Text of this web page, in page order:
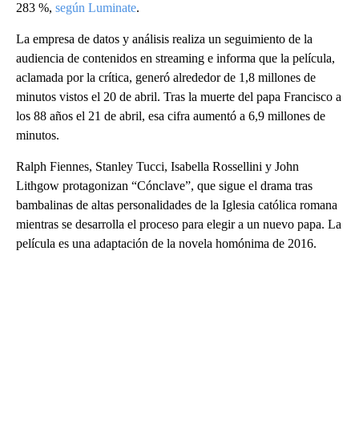
283 %, según Luminate.
La empresa de datos y análisis realiza un seguimiento de la
audiencia de contenidos en streaming e informa que la película,
aclamada por la crítica, generó alrededor de 1,8 millones de
minutos vistos el 20 de abril. Tras la muerte del papa Francisco a
los 88 años el 21 de abril, esa cifra aumentó a 6,9 millones de
minutos.
Ralph Fiennes, Stanley Tucci, Isabella Rossellini y John
Lithgow protagonizan “Cónclave”, que sigue el drama tras
bambalinas de altas personalidades de la Iglesia católica romana
mientras se desarrolla el proceso para elegir a un nuevo papa. La
película es una adaptación de la novela homónima de 2016.